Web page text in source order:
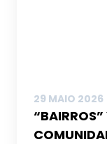
29 MAIO 2026